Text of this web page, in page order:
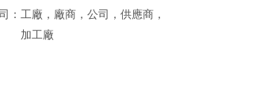
： 工廠，廠商，公司，供應商，
加工廠